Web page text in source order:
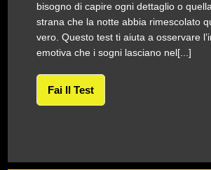
bisogno di capire ogni dettaglio o
strana che la notte abbia rimescolato
vero. Questo test ti aiuta a osservare
emotiva che i sogni lasciano nel[...]
Fai Il Test